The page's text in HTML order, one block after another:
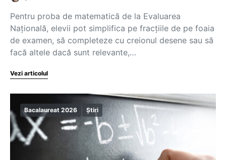
Pentru proba de matematică de la Evaluarea
Națională, elevii pot simplifica pe fracțiile de pe foaia
de examen, să completeze cu creionul desene sau să
facă altele dacă sunt relevante,…
Vezi articolul
Bacalaureat 2026 Știri